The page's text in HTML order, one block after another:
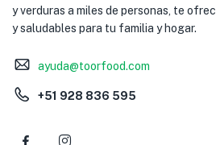
y verduras a miles de personas, te
y saludables para tu familia y hogar.
ayuda@toorfood.com
+51 928 836 595